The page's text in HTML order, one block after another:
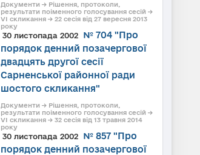
Документи → Рішення, протоколи,
результати поіменного голосування сесій →
VI скликання → 22 сесія від 27 вересня 2013
року
30 листопада 2002
№ 704 "Про
порядок денний позачергової
двадцять другої сесії
Сарненської районної ради
шостого скликання"
Документи → Рішення, протоколи,
результати поіменного голосування сесій →
VI скликання → 32 сесія від 13 травня 2014
року
30 листопада 2002
№ 857 "Про
порядок денний позачергової